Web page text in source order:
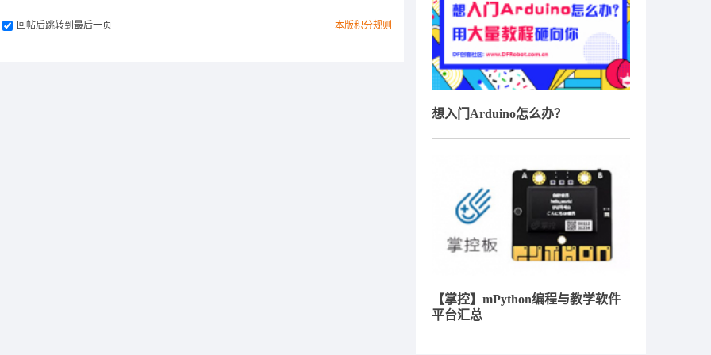
本版积分规则
回帖后跳转到最后一页
想入门Arduino怎么办？
【掌控】mPython编程与教学软件
平台汇总